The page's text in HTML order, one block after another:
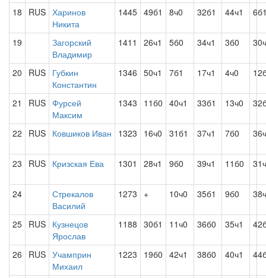
18 RUS Харинов
Никита
1445 49б1 8ч0 32б1 44ч1
19
Загорский
Владимир
1411 26ч1 5б0 34ч1 3б0
20 RUS Губкин
Константин
1346 50ч1 7б1 17ч1 4ч0
21 RUS Фурсей
Максим
1343 11б0 40ч1 33б1 13ч0
22 RUS Ковшиков Иван 1323 16ч0 31б1 37ч1 7б0
23 RUS Кризская Ева 1301 28ч1 9б0 39ч1 11б0
24
Стрекалов
Василий
1273 + 10ч0 35б1 9б0
25 RUS Кузнецов
Ярослав
1188 30б1 11ч0 36б0 35ч1
26 RUS Учамприн
Михаил
1223 19б0 42ч1 38б0 40ч1